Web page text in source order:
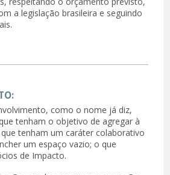
a legislação brasileira e seguindo
como o nome já diz,
tenham o objetivo de agregar à
tenham um caráter colaborativo
um espaço vazio; o que
de Impacto.